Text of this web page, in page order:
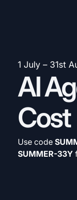
1 July – 31st
AI
Cost
Use code
SUMMER-33Y